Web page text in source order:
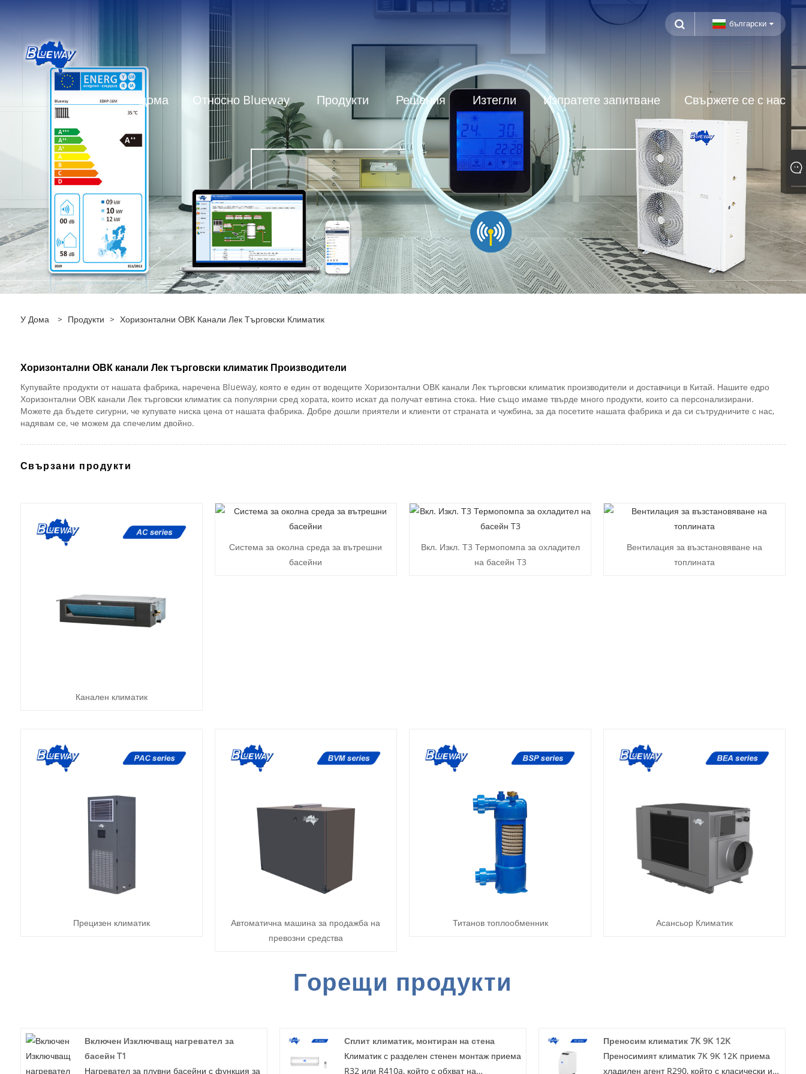
български
У дома Относно Blueway Продукти Решения Изтегли Изпратете запитване Свържете се с нас
У Дома > Продукти > Хоризонтални ОВК Канали Лек Търговски Климатик
Хоризонтални ОВК канали Лек търговски климатик Производители
Купувайте продукти от нашата фабрика, наречена Blueway, която е един от водещите Хоризонтални ОВК канали Лек търговски климатик производители и доставчици в Китай. Нашите едро
Хоризонтални ОВК канали Лек търговски климатик са популярни сред хората, които искат да получат евтина стока. Ние също имаме твърде много продукти, които са персонализирани.
Можете да бъдете сигурни, че купувате ниска цена от нашата фабрика. Добре дошли приятели и клиенти от страната и чужбина, за да посетите нашата фабрика и да си сътрудничите с нас,
надявам се, че можем да спечелим двойно.
Свързани продукти
Канален климатик
Система за околна среда за вътрешни
басейни
Вкл. Изкл. Т3 Термопомпа за охладител
на басейн T3
Вентилация за възстановяване на
топлината
Прецизен климатик
Автоматична машина за продажба на
превозни средства
Титанов топлообменник Асансьор Климатик
Горещи продукти
Включен Изключващ нагревател за
басейн T1
Нагревател за плувни басейни с функция за
Сплит климатик, монтиран на стена
Климатик с разделен стенен монтаж приема
R32 или R410a, който с обхват на
Преносим климатик 7K 9K 12K
Преносимият климатик 7K 9K 12K приема
хладилен агент R290, който с класически и